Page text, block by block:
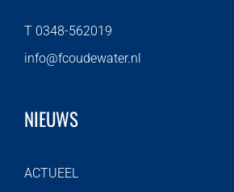
T 0348-562019
info@fcoudewater.nl
NIEUWS
ACTUEEL